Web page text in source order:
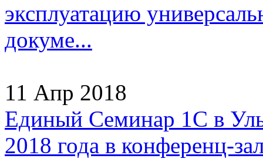
эксплуатацию
докуме...
11 Апр 2018
Единый Семинар 1С в
2018 года в конференц-